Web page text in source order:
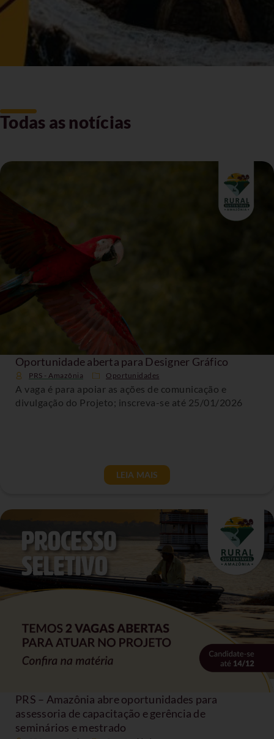
Todas as notícias
Oportunidade aberta para Designer Gráfico
PRS - Amazônia Oportunidades
A vaga é para apoiar as ações de comunicação e
divulgação do Projeto; inscreva-se até 25/01/2026
LEIA MAIS
PRS – Amazônia abre oportunidades para
assessoria de capacitação e gerência de
seminários e mestrado